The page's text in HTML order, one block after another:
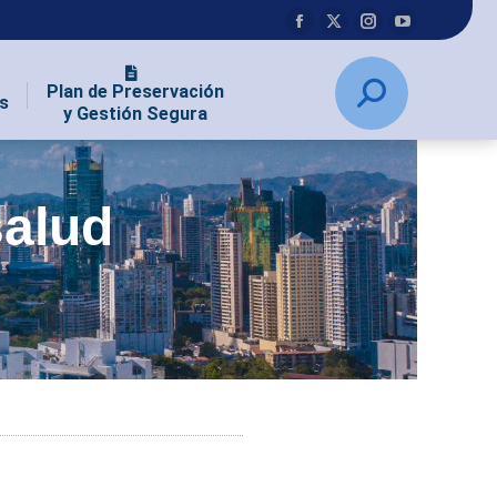
Plan de Preservación
y Gestión Segura